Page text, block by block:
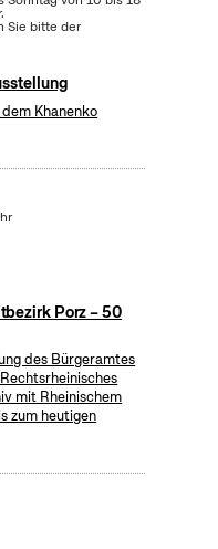
Sie bitte der
Khanenko
Porz – 50
des Bürgeramtes
mit Rheinischem
zum heutigen